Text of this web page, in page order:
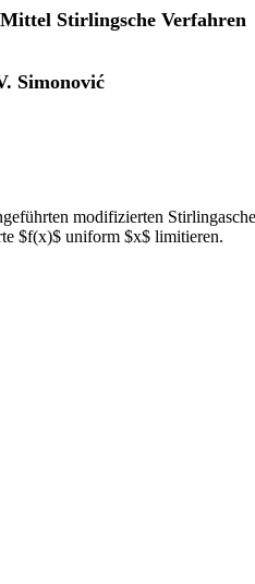
Stirlingsche Verfahren
Simonović
modifizierten
$f(x)$ uniform $x$ limitieren.